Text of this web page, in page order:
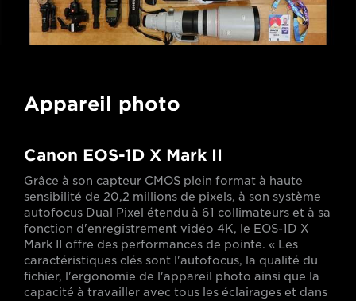
Appareil photo
Canon EOS-1D X Mark II
Grâce à son capteur CMOS plein format à haute
sensibilité de 20,2 millions de pixels, à son système
autofocus Dual Pixel étendu à 61 collimateurs et à sa
fonction d'enregistrement vidéo 4K, le EOS-1D X
Mark II offre des performances de pointe. « Les
caractéristiques clés sont l'autofocus, la qualité du
fichier, l'ergonomie de l'appareil photo ainsi que la
capacité à travailler avec tous les éclairages et dans